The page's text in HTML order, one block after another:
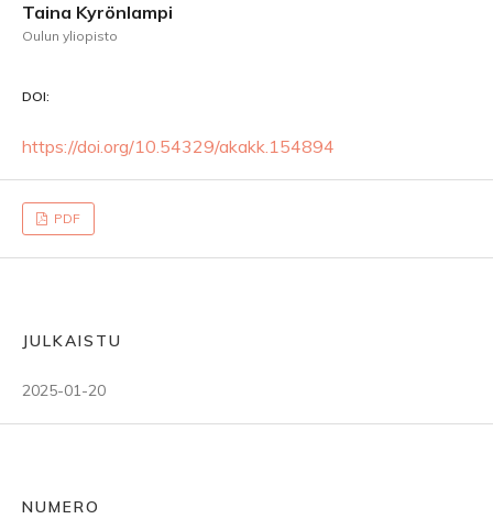
Taina Kyrönlampi
Oulun yliopisto
DOI:
https://doi.org/10.54329/akakk.154894
PDF
JULKAISTU
2025-01-20
NUMERO